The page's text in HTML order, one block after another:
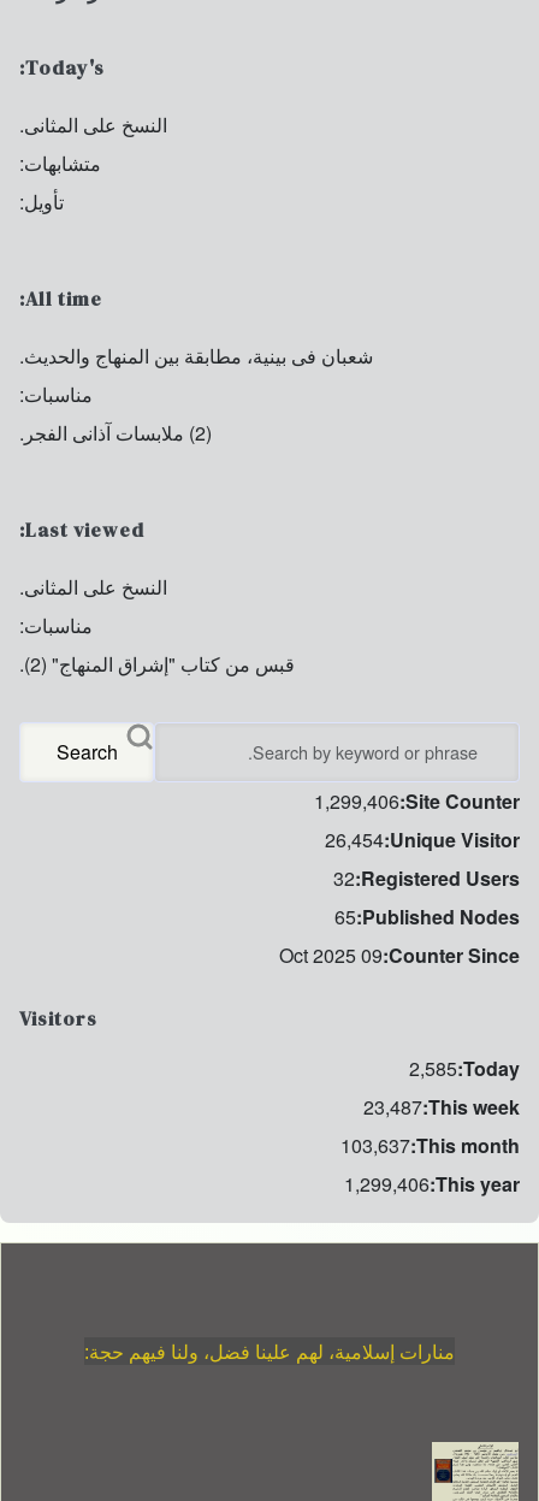
Today's:
النسخ على المثانى.
متشابهات:
تأويل:
All time:
شعبان فى بينية، مطابقة بين المنهاج والحديث.
مناسبات:
(2) ملابسات آذانى الفجر.
Last viewed:
النسخ على المثانى.
مناسبات:
قبس من كتاب "إشراق المنهاج" (2).
Search
Site Counter:
1,299,406
Unique Visitor:
26,454
Registered Users:
32
Published Nodes:
65
Counter Since:
09 Oct 2025
Visitors
Today:
2,585
This week:
23,487
This month:
103,637
This year:
1,299,406
منارات إسلامية، لهم علينا فضل، ولنا فيهم حجة: